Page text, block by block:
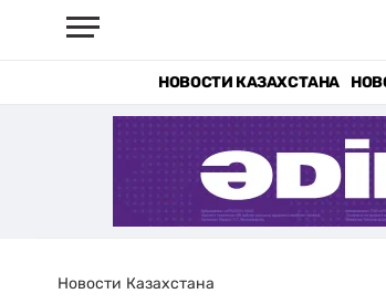
НОВОСТИ КАЗАХСТАНА
Новости Казахстана